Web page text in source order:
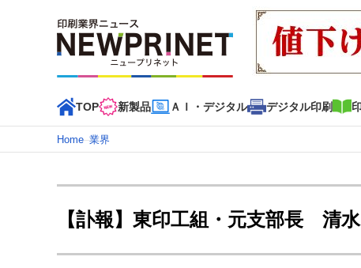
TOP 新製品 ＡＩ・デジタル デジタル印刷
インデックス
TOP 新着記事 特集記事 動画コンテンツ
カテゴリー一覧
新商品 新製品 ＡＩ・デジタル デジタル印刷 印刷
Home–業界
【訃報】東印工組・元支部長 清